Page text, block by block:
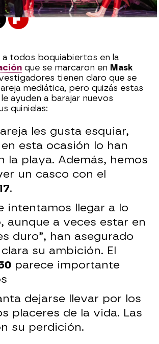
Flipboard
a todos boquiabiertos en la
que se marcaron en Mask
tienen claro que se
mediática, pero quizás estas
ayuden a barajar nuevos
quinielas:
les gusta esquiar,
esta ocasión lo han
la playa. Además, hemos
un casco con el
.
intentamos llegar a lo
aunque a veces estar en
duro”, han asegurado
su ambición. El
parece importante
dejarse llevar por los
placeres de la vida. Las
su perdición.